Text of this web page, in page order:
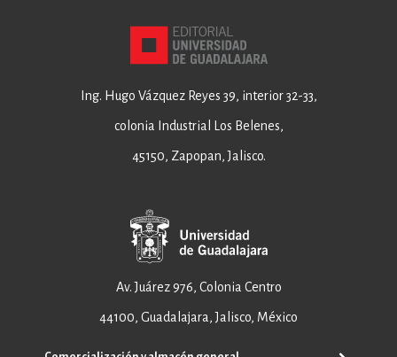
Ing. Hugo Vázquez Reyes 39, interior 32-33,
colonia Industrial Los Belenes,
45150, Zapopan, Jalisco.
Av. Juárez 976, Colonia Centro
44100, Guadalajara, Jalisco, México